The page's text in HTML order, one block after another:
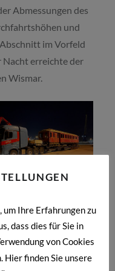
Abmessungen des
und
im Vorfeld
erreichte der
Wismar.
im Seehafen
SB M1 nach 98
Entstehungsort
Ihre Erfahrungen zu
dass dies für Sie in
von Cookies
Hier finden Sie unsere